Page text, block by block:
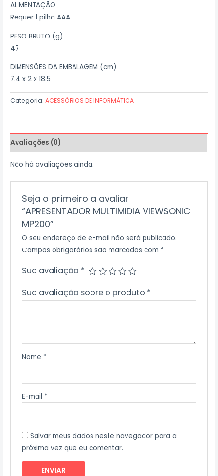
ALIMENTAÇÃO
Requer 1 pilha AAA
PESO BRUTO (g)
47
DIMENSÕES DA EMBALAGEM (cm)
7.4 x 2 x 18.5
Categoria:ACESSÓRIOS DE INFORMÁTICA
Avaliações (0)
Não há avaliações ainda.
Seja o primeiro a avaliar
“APRESENTADOR MULTIMIDIA VIEWSONIC
MP200”
O seu endereço de e-mail não será publicado.
Campos obrigatórios são marcados com *
Sua avaliação *
Sua avaliação sobre o produto *
Nome *
E-mail *
Salvar meus dados neste navegador para a
próxima vez que eu comentar.